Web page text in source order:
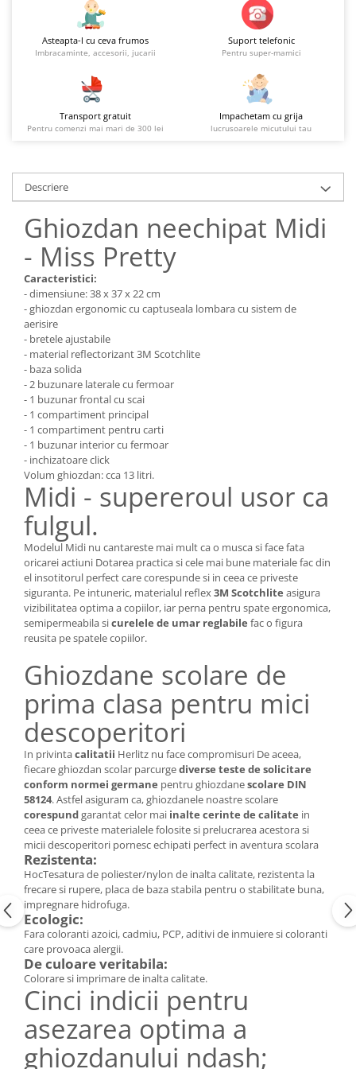
Asteapta-l cu ceva frumos
Imbracaminte, accesorii, jucarii
Suport telefonic
Pentru super-mamici
Transport gratuit
Pentru comenzi mai mari de 300 lei
Impachetam cu grija
lucrusoarele micutului tau
Descriere
Ghiozdan neechipat Midi
- Miss Pretty
Caracteristici:
- dimensiune: 38 x 37 x 22 cm
- ghiozdan ergonomic cu captuseala lombara cu sistem de
aerisire
- bretele ajustabile
- material reflectorizant 3M Scotchlite
- baza solida
- 2 buzunare laterale cu fermoar
- 1 buzunar frontal cu scai
- 1 compartiment principal
- 1 compartiment pentru carti
- 1 buzunar interior cu fermoar
- inchizatoare click
Volum ghiozdan: cca 13 litri.
Midi - supereroul usor ca
fulgul.
Modelul Midi nu cantareste mai mult ca o musca si face fata
oricarei actiuni Dotarea practica si cele mai bune materiale fac din
el insotitorul perfect care corespunde si in ceea ce priveste
siguranta. Pe intuneric, materialul reflex3M Scotchlite asigura
vizibilitatea optima a copiilor, iar perna pentru spate ergonomica,
semipermeabila sicurelele de umar reglabile fac o figura
reusita pe spatele copiilor.
Ghiozdane scolare de
prima clasa pentru mici
descoperitori
In privintacalitatii Herlitz nu face compromisuri De aceea,
fiecare ghiozdan scolar parcurgediverse teste de solicitare
conform normei germane pentru ghiozdanescolare DIN
58124. Astfel asiguram ca, ghiozdanele noastre scolare
corespundgarantat celor mai inalte cerinte de calitate in
ceea ce priveste materialele folosite si prelucrarea acestora si
micii descoperitori pornesc echipati perfect in aventura scolara
Rezistenta:
HocTesatura de poliester/nylon de inalta calitate, rezistenta la
frecare si rupere, placa de baza stabila pentru o stabilitate buna,
impregnare hidrofuga.
Ecologic:
Fara coloranti azoici, cadmiu, PCP, aditivi de inmuiere si coloranti
care provoaca alergii.
De culoare veritabila:
Colorare si imprimare de inalta calitate.
Cinci indicii pentru
asezarea optima a
ghiozdanului ndash;